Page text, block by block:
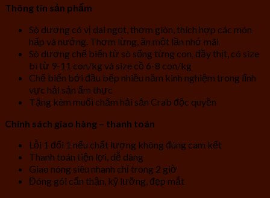
Thông tin sản phẩm
Sò dương có vị dai ngọt, thơm giòn, thích hợp các món
hấp và nướng. Thơm lừng, ăn một lần nhớ mãi
Sò dương chế biến từ sò sống từng con, đầy thịt, có size
bi từ 9-11 con/kg và size cồ 6-8 con/kg
Chế biến bởi đầu bếp nhiều năm kinh nghiệm trong lĩnh
vực hải sản ẩm thực
Tặng kèm muối chấm hải sản Crab độc quyền
Chính sách giao hàng – thanh toán
Lỗi 1 đổi 1 nếu chất lượng không đúng cam kết
Thanh toán tiện lợi, dễ dàng
Giao nóng siêu nhanh chỉ trong 2 giờ
Đóng gói cẩn thận, kỹ lưỡng, đẹp mắt